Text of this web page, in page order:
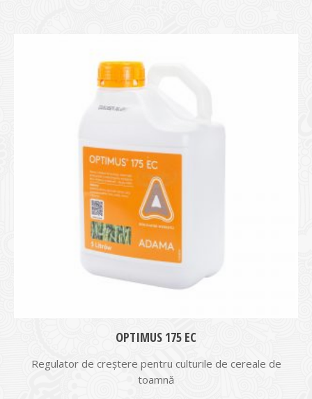
OPTIMUS 175 EC
Regulator de creștere pentru culturile de cereale de
toamnă